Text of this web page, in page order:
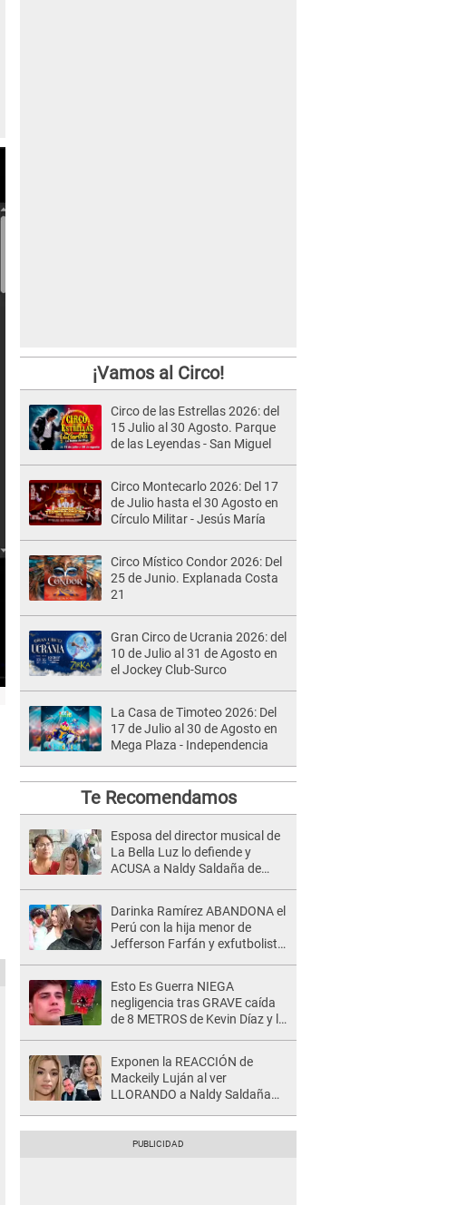
¡Vamos al Circo!
Circo de las Estrellas 2026: del
15 Julio al 30 Agosto. Parque
de las Leyendas - San Miguel
Circo Montecarlo 2026: Del 17
de Julio hasta el 30 Agosto en
Círculo Militar - Jesús María
Circo Místico Condor 2026: Del
25 de Junio. Explanada Costa
21
Gran Circo de Ucrania 2026: del
10 de Julio al 31 de Agosto en
el Jockey Club-Surco
La Casa de Timoteo 2026: Del
17 de Julio al 30 de Agosto en
Mega Plaza - Independencia
Te Recomendamos
Esposa del director musical de
La Bella Luz lo defiende y
ACUSA a Naldy Saldaña de
Darinka Ramírez ABANDONA el
Perú con la hija menor de
Jefferson Farfán y exfutbolista
Esto Es Guerra NIEGA
negligencia tras GRAVE caída
de 8 METROS de Kevin Díaz y lo
Exponen la REACCIÓN de
Mackeily Luján al ver
LLORANDO a Naldy Saldaña